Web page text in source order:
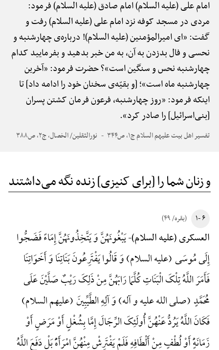
امام علی (علیه السلام) امام صادق (علیه السلام) فرمود:
مردی در مسجد کوفه نزد امام علی (علیه السلام) رفت و
گفت: «ای امیرالمؤمنین (علیه السلام)! درباره‌ی چهارشنبه و
نحسی و فال بدزدن به آن، به من خبر بدهید و بفرمایید کدام
چهارشنبه نحس و سنگین است»؟ حضرت فرمود: «آخرین
چهارشنبه ماه است»؛ [و بقیّه‌ی سخنان خود را ادامه داد] تا
اینکه فرمود: «روز چهارشنبه، فرعون فرمان کشتن پسران
[بنی‌اسرائیل] را صادر کرد».
تفسیر اهل بیت علیهم السلام ج۱، ص۳۴۴ نورالثقلین/ الخصال، ج۲، ص۳۸۸
و زنان شما را [برای کنیزی] زنده نگه می‌داشتند
۶ -۱ (بقره/ ۴۹)
العسکری (علیه السلام)-یَبْغُونَهُنَّ وَ یَتَّخِذُونَهُنَّ إِمَاءً فَضَجُّوا
إِلَی مُوسَی (علیه السلام) وَ قَالُوا یَفْتَرِعُونَ بَنَاتِنَا وَ أَخَوَاتِنَا
فَأَمَرَ اللَّهُ تِلْکَ الْبَنَاتِ کُلَّمَا رَابَهُنَّ مِنْ ذَلِکَ رَیْبٌ صَلَّیْنَ عَلَی
مُحَمَّدٍ (صلی الله علیه و آله) وَ آلِهِ الطَّیِّبِینَ (علیهم السلام)
فَکَانَ اللَّهُ یَرُدُّ عَنْهُنَّ أُولَئِکَ الرِّجَالَ إِمَّا بِشُغْلٍ أَوْ مَرَضٍ أَوْ
زَمَانَهًٍْ أَوْ لُطْفٍ مِنْ أَلْطَافِهِ فَلَمْ یَفْتَرِشْ مِنْهُنَّ امْرَأَهًًْ بَلْ دَفَعَ اللَّهُ